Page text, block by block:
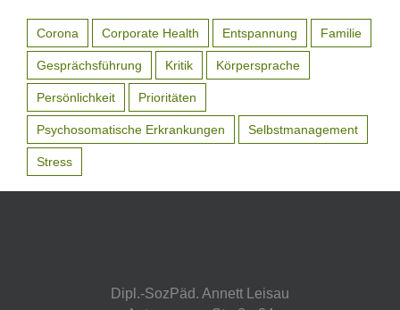
Corona Corporate Health Entspannung Familie
Gesprächsführung Kritik Körpersprache
Persönlichkeit Prioritäten
Psychosomatische Erkrankungen Selbstmanagement
Stress
Dipl.-SozPäd. Annett Leisau